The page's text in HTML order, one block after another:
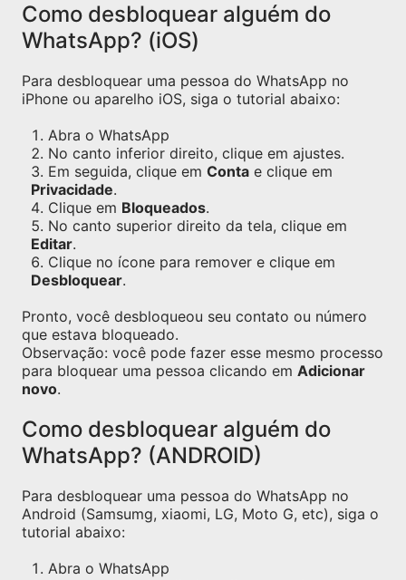
Como desbloquear alguém do
WhatsApp? (iOS)
Para desbloquear uma pessoa do WhatsApp no
iPhone ou aparelho iOS, siga o tutorial abaixo:
Abra o WhatsApp
No canto inferior direito, clique em ajustes.
Em seguida, clique em Conta e clique em
Privacidade.
Clique em Bloqueados.
No canto superior direito da tela, clique em
Editar.
Clique no ícone para remover e clique em
Desbloquear.
Pronto, você desbloqueou seu contato ou número
que estava bloqueado.
Observação: você pode fazer esse mesmo processo
para bloquear uma pessoa clicando em Adicionar
novo.
Como desbloquear alguém do
WhatsApp? (ANDROID)
Para desbloquear uma pessoa do WhatsApp no
Android (Samsumg, xiaomi, LG, Moto G, etc), siga o
tutorial abaixo:
Abra o WhatsApp